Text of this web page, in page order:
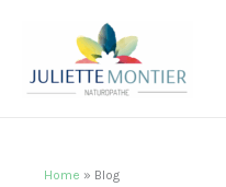
contenu
Home » Blog